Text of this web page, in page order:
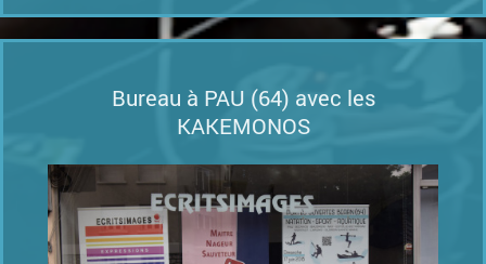
Bureau à PAU (64) avec les
KAKEMONOS